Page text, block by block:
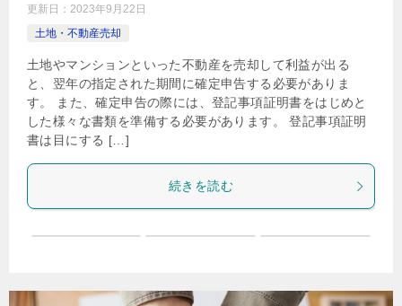
更新日： 2023年9月22日
土地・不動産売却
土地やマンションといった不動産を売却して利益が出る
と、翌年の指定された期間に確定申告する必要がありま
す。 また、確定申告の際には、登記事項証明書をはじめと
した様々な書類を準備する必要があります。 登記事項証明
書は目にする […]
続きを読む